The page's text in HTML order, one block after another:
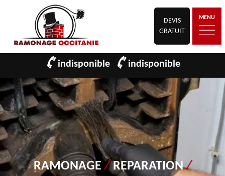
DEVIS
GRATUIT
MENU
indisponible indisponible
RAMONAGE/REPARATION/